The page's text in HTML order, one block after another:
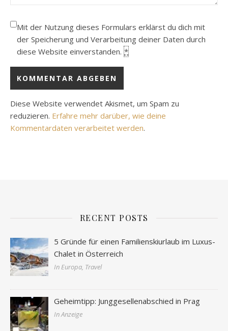
Mit der Nutzung dieses Formulars erklärst du dich mit
der Speicherung und Verarbeitung deiner Daten durch
diese Website einverstanden. *
Diese Website verwendet Akismet, um Spam zu
reduzieren. Erfahre mehr darüber, wie deine
Kommentardaten verarbeitet werden.
RECENT POSTS
5 Gründe für einen Familienskiurlaub im Luxus-
Chalet in Österreich
In Europa, Travel
Geheimtipp: Junggesellenabschied in Prag
In Anzeige